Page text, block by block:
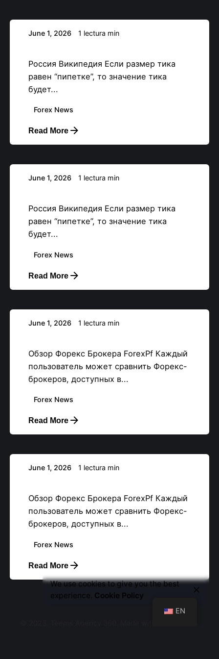
Let’s Talk
June 1, 2026 1 lectura min
Россия Википедия Если размер тика
равен “пипетке”, то значение тика
будет...
Forex News
Read MorePosteado por
June 1, 2026 1 lectura min
Россия Википедия Если размер тика
равен “пипетке”, то значение тика
будет...
Forex News
Read MorePosteado por
June 1, 2026 1 lectura min
Обзор Форекс Брокера ForexPf Каждый
пользователь может сравнить Форекс-
брокеров, доступных в...
Forex News
Read MorePosteado por
June 1, 2026 1 lectura min
Обзор Форекс Брокера ForexPf Каждый
пользователь может сравнить Форекс-
брокеров, доступных в...
Forex News
Read More
We use cookies to give you the best
experience. Cookie Policy
EN